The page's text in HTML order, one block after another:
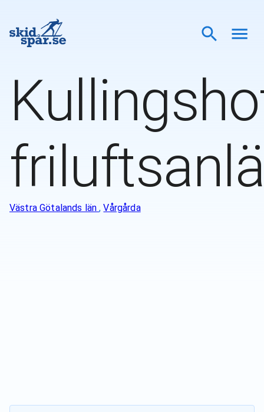
Västra Götalands län,Vårgårda